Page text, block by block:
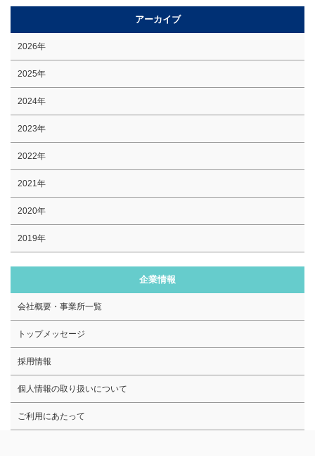
アーカイブ
2026年
2025年
2024年
2023年
2022年
2021年
2020年
2019年
企業情報
会社概要・事業所一覧
トップメッセージ
採用情報
個人情報の取り扱いについて
ご利用にあたって